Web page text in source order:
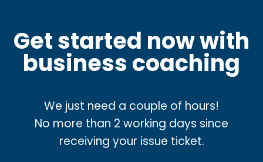
Get started now with
business coaching
We just need a couple of hours!
No more than 2 working days since
receiving your issue ticket.